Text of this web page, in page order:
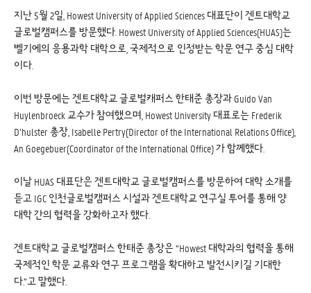
지난 5월 2일, Howest University of Applied Sciences 대표단이 겐트대학교
글로벌캠퍼스를 방문했다. Howest University of Applied Sciences(HUAS)는
벨기에의 응용과학 대학으로, 국제적으로 인정받는 학문 연구 중심 대학
이다.
이번 방문에는 겐트대학교 글로벌캐퍼스 한태준 총장과 Guido Van
Huylenbroeck 교수가 참여했으며, Howest University 대표로는 Frederik
D’hulster 총장, Isabelle Pertry(Director of the International Relations Office),
An Goegebuer(Coordinator of the International Office) 가 함께했다.
이날 HUAS 대표단은 겐트대학교 글로벌캠퍼스를 방문하여 대학 소개를
듣고 IGC 인천글로벌캠퍼스 시설과 겐트대학교 연구실 투어를 통해 양
대학 간의 협력을 강화하고자 했다.
겐트대학교 글로벌캠퍼스 한태준 총장은 “Howest 대학과의 협력을 통해
국제적인 학문 교류와 연구 프로그램을 확대하고 발전시키길 기대한
다.”고 말했다.